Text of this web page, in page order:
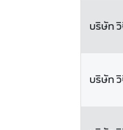
บริษัท
บริษัท